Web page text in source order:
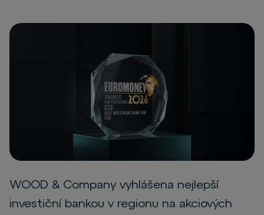
WOOD & Company vyhlášena nejlepší
investiční bankou v regionu na akciových